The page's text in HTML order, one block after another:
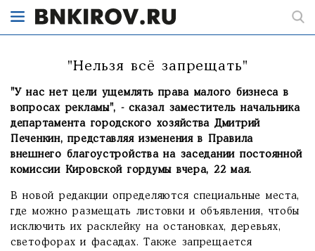
"Нельзя всё запрещать"
"У нас нет цели ущемлять права малого бизнеса в
вопросах рекламы", - сказал заместитель начальника
департамента городского хозяйства Дмитрий
Печенкин, представляя изменения в Правила
внешнего благоустройства на заседании постоянной
комиссии Кировской гордумы вчера, 22 мая.
В новой редакции определяются специальные места,
где можно размещать листовки и объявления, чтобы
исключить их расклейку на остановках, деревьях,
светофорах и фасадах. Также запрещается